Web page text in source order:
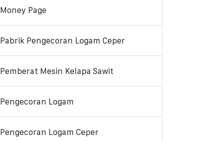
Money Page
Pabrik Pengecoran Logam Ceper
Pemberat Mesin Kelapa Sawit
Pengecoran Logam
Pengecoran Logam Ceper